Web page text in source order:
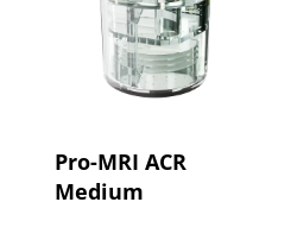
Pro-MRI ACR
Medium